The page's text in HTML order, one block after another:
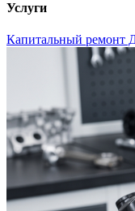
Услуги
Капитальный ремонт